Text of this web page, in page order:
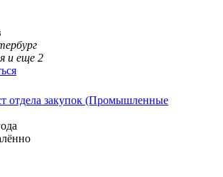
и еще 2
отдела закупок (Промышленные